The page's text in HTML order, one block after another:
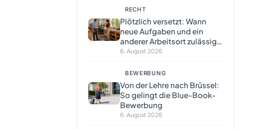
RECHT
Plötzlich versetzt: Wann
neue Aufgaben und ein
anderer Arbeitsort zulässig
sind
6. August 2026
BEWERBUNG
Von der Lehre nach Brüssel:
So gelingt die Blue-Book-
Bewerbung
6. August 2026